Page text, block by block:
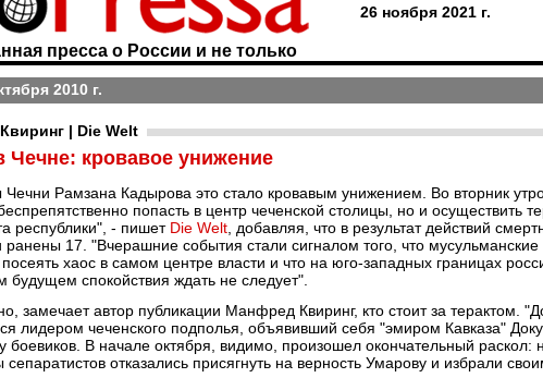
пресса о России и не только
26 ноября 2021 г.
2010 г.
| Die Welt
Чечне: кровавое унижение
Чечни Рамзана Кадырова это стало кровавым унижением. Во вторник
попасть в центр чеченской столицы, но и осуществить
республики", - пишет Die Welt , добавляя, что в результат действий
ранены 17. "Вчерашние события стали сигналом того, что
хаос в самом центре власти и что на юго-западных границах
будущем спокойствия ждать не следует".
замечает автор публикации Манфред Квиринг, кто стоит за терактом.
лидером чеченского подполья, объявивший себя "эмиром Кавказа"
боевиков. В начале октября, видимо, произошел окончательный раскол:
отказались присягнуть на верность Умарову и избрали